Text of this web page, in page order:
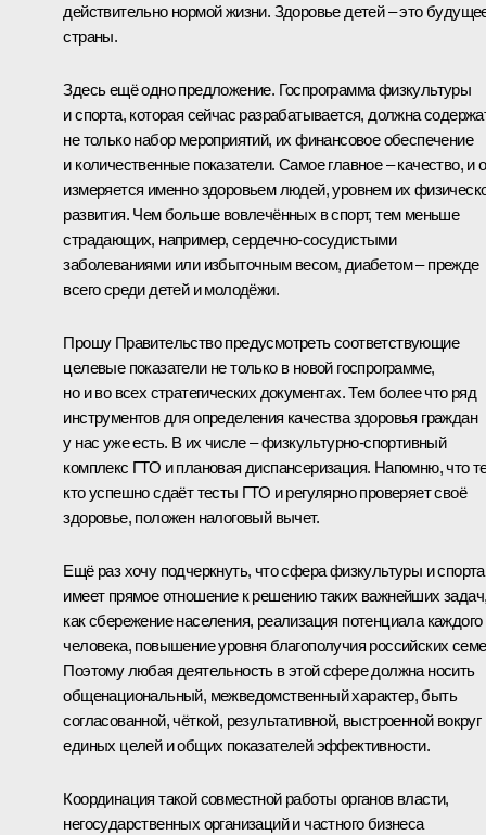
действительно нормой жизни. Здоровье детей – это
страны.
Здесь ещё одно предложение. Госпрограмма физкультуры
и спорта, которая сейчас разрабатывается, должна
не только набор мероприятий, их финансовое обеспечение
и количественные показатели. Самое главное – качество, и
измеряется именно здоровьем людей, уровнем их
развития. Чем больше вовлечённых в спорт, тем меньше
страдающих, например, сердечно-сосудистыми
заболеваниями или избыточным весом, диабетом – прежде
всего среди детей и молодёжи.
Прошу Правительство предусмотреть соответствующие
целевые показатели не только в новой госпрограмме,
но и во всех стратегических документах. Тем более что ряд
инструментов для определения качества здоровья граждан
у нас уже есть. В их числе – физкультурно-спортивный
комплекс ГТО и плановая диспансеризация. Напомню, что
кто успешно сдаёт тесты ГТО и регулярно проверяет своё
здоровье, положен налоговый вычет.
Ещё раз хочу подчеркнуть, что сфера физкультуры и спорта
имеет прямое отношение к решению таких важнейших
как сбережение населения, реализация потенциала каждого
человека, повышение уровня благополучия российских
Поэтому любая деятельность в этой сфере должна носить
общенациональный, межведомственный характер, быть
согласованной, чёткой, результативной, выстроенной вокруг
единых целей и общих показателей эффективности.
Координация такой совместной работы органов власти,
негосударственных организаций и частного бизнеса